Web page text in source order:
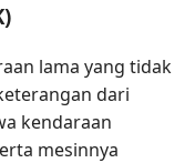
lama yang tidak
dari
kendaraan
mesinnya